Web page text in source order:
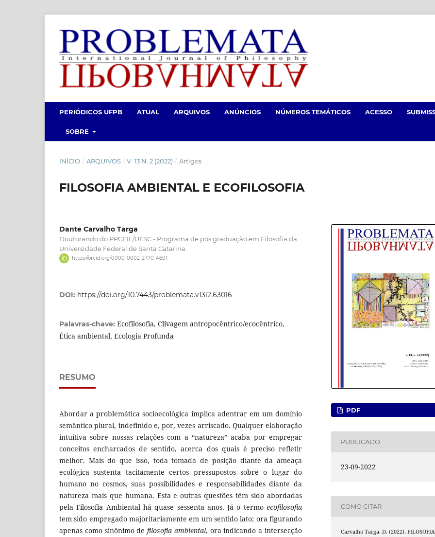
PERIÓDICOS UFPB ATUAL ARQUIVOS ANÚNCIOS NÚMEROS TEMÁTICOS ACESSO
SOBRE
INÍCIO / ARQUIVOS / V. 13 N. 2 (2022) / Artigos
FILOSOFIA AMBIENTAL E ECOFILOSOFIA
Dante Carvalho Targa
Doutorando do PPGFIL/UFSC - Programa de pós graduação em Filosofia da
Universidade Federal de Santa Catarina
https://orcid.org/0000-0002-2770-4601
DOI: https://doi.org/10.7443/problemata.v13i2.63016
Palavras-chave: Ecofilosofia, Clivagem antropocêntrico/ecocêntrico,
Ética ambiental, Ecologia Profunda
RESUMO
Abordar a problemática socioecológica implica adentrar em um domínio
semântico plural, indefinido e, por, vezes arriscado. Qualquer elaboração
intuitiva sobre nossas relações com a “natureza” acaba por empregar
conceitos encharcados de sentido, acerca dos quais é preciso refletir
melhor. Mais do que isso, toda tomada de posição diante da ameaça
ecológica sustenta tacitamente certos pressupostos sobre o lugar do
humano no cosmos, suas possibilidades e responsabilidades diante da
natureza mais que humana. Esta e outras questões têm sido abordadas
pela Filosofia Ambiental há quase sessenta anos. Já o termo ecofilosofia
tem sido empregado majoritariamente em um sentido lato; ora figurando
apenas como sinônimo defilosofia ambiental, ora indicando a intersecção
PDF
PUBLICADO
23-09-2022
COMO CITAR
Carvalho Targa, D. (2022). FILOSOFIA